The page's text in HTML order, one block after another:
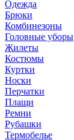
Одежда
Брюки
Комбинезоны
Головные уборы
Жилеты
Костюмы
Куртки
Носки
Перчатки
Плащи
Ремни
Рубашки
Термобелье